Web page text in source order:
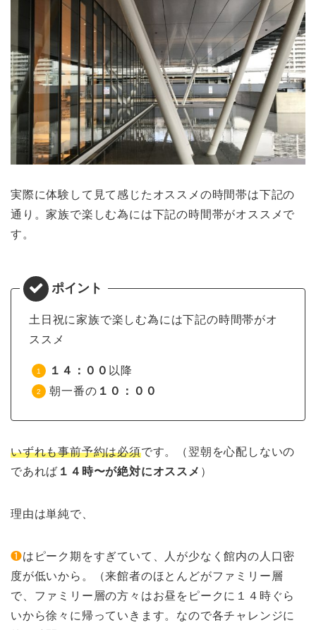
実際に体験して見て感じたオススメの時間帯は下記の
通り。家族で楽しむ為には下記の時間帯がオススメで
す。
土日祝に家族で楽しむ為には下記の時間帯がオ
ススメ
１４：００ 以降
朝一番の １０：００
いずれも事前予約は必須です。（翌朝を心配しないの
であれば １４時〜が絶対にオススメ ）
理由は単純で、
❶はピーク期をすぎていて、人が少なく館内の人口密
度が低いから。（来館者のほとんどがファミリー層
で、ファミリー層の方々はお昼をピークに１４時ぐら
いから徐々に帰っていきます。なので各チャレンジに